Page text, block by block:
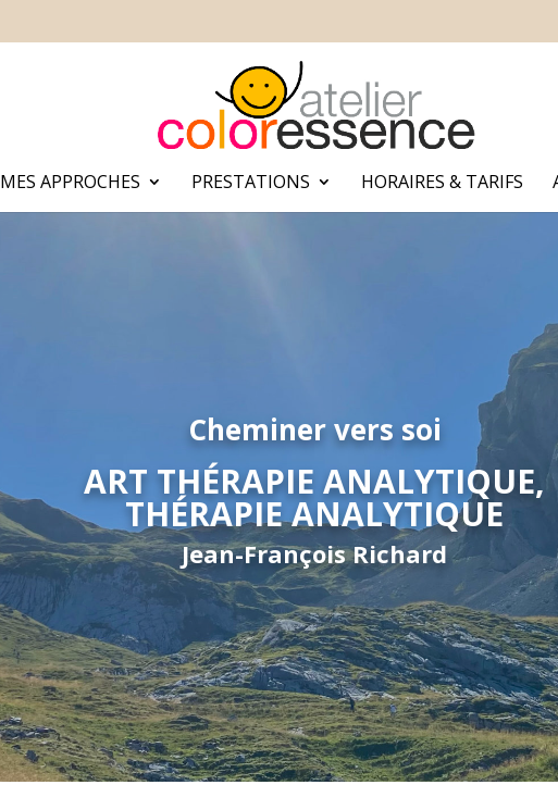
MES APPROCHES PRESTATIONS HORAIRES & TARIFS
Cheminer vers soi
ART THÉRAPIE ANALYTIQUE,
THÉRAPIE ANALYTIQUE
Jean-François Richard